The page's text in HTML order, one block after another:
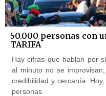
50.000 personas con
TARIFA
Hay cifras que hablan por
al minuto no se
credibilidad y cercanía.
personas